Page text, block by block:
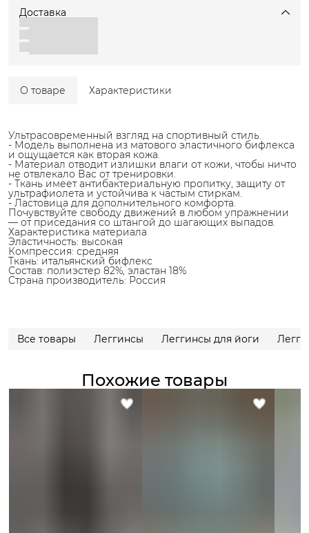
Доставка
О товаре Характеристики
Ультрасовременный взгляд на спортивный стиль.
- Модель выполнена из матового эластичного бифлекса
и ощущается как вторая кожа.
- Материал отводит излишки влаги от кожи, чтобы ничто
не отвлекало Вас от тренировки.
- Ткань имеет антибактериальную пропитку, защиту от
ультрафиолета и устойчива к частым стиркам.
- Ластовица для дополнительного комфорта.
Почувствуйте свободу движений в любом упражнении
— от приседания со штангой до шагающих выпадов.
Характеристика материала
Эластичность: высокая
Компрессия: средняя
Ткань: итальянский бифлекс
Состав: полиэстер 82%, эластан 18%
Страна производитель: Россия
Все товары Леггинсы Леггинсы для йоги
Похожие товары